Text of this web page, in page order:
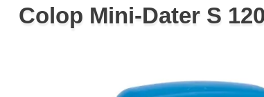
Colop Mini-Dater S 120